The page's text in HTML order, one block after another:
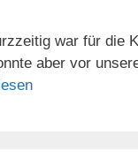
war für die
aber vor